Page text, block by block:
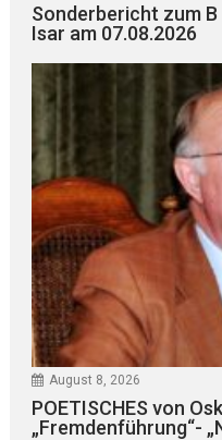
Sonderbericht zum B
Isar am 07.08.2026
August 8, 2026
POETISCHES von
„Fremdenführung“-